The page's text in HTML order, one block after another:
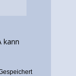
kann